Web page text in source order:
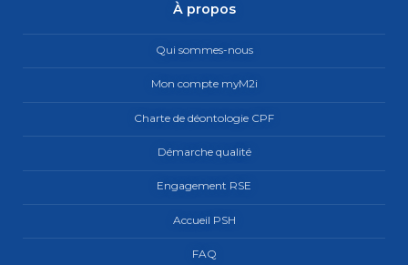
À propos
Qui sommes-nous
Mon compte myM2i
Charte de déontologie CPF
Démarche qualité
Engagement RSE
Accueil PSH
FAQ